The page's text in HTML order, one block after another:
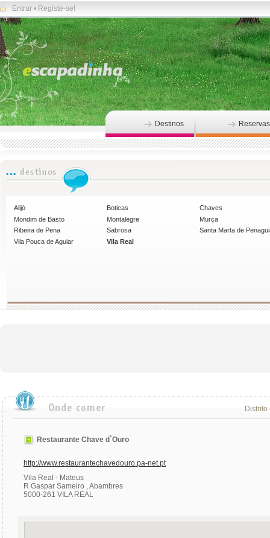
Entrar • Registe-se!
Destinos Reservas
Alijó Boticas
Chaves
Mondim de Basto
Montalegre
Murça
Ribeira de Pena
Sabrosa
Santa Marta de
Vila Pouca de Aguiar
Vila Real
Distrito
Restaurante Chave d`Ouro
http://www.restaurantechavedouro.pa-net.pt
Vila Real - Mateus
R Gaspar Sameiro , Abambres
5000-261 VILA REAL